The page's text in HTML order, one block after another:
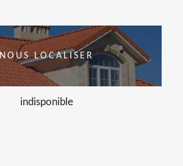
NOUS LOCALISER
indisponible